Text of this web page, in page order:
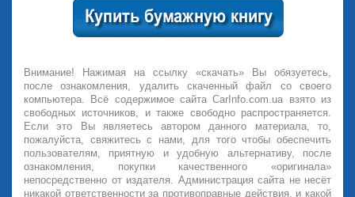
Внимание! Нажимая на ссылку «скачать» Вы обязуетесь,
после ознакомления, удалить скаченный файл со своего
компьютера. Всё содержимое сайта CarInfo.com.ua взято из
свободных источников, и также свободно распространяется.
Если это Вы являетесь автором данного материала, то,
пожалуйста, свяжитесь с нами, для того чтобы обеспечить
пользователям, приятную и удобную альтернативу, после
ознакомления, покупки качественного «оригинала»
непосредственно от издателя. Администрация сайта не несёт
никакой ответственности за противоправные действия, и какой